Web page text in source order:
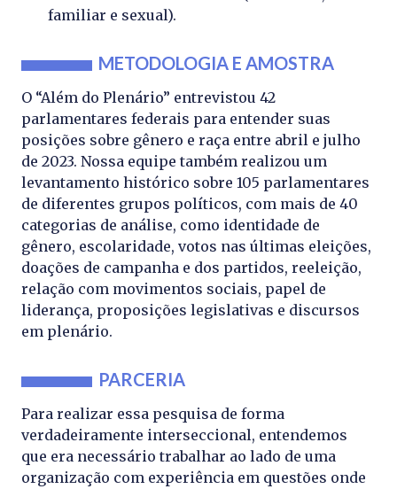
familiar e sexual).
METODOLOGIA E AMOSTRA
O “Além do Plenário” entrevistou 42
parlamentares federais para entender suas
posições sobre gênero e raça entre abril e julho
de 2023. Nossa equipe também realizou um
levantamento histórico sobre 105 parlamentares
de diferentes grupos políticos, com mais de 40
categorias de análise, como identidade de
gênero, escolaridade, votos nas últimas eleições,
doações de campanha e dos partidos, reeleição,
relação com movimentos sociais, papel de
liderança, proposições legislativas e discursos
em plenário.
PARCERIA
Para realizar essa pesquisa de forma
verdadeiramente interseccional, entendemos
que era necessário trabalhar ao lado de uma
organização com experiência em questões onde